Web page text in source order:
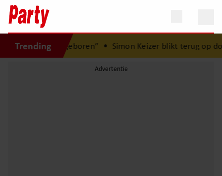
Trending
geboren”• Simon Keizer blikt terug op donkere